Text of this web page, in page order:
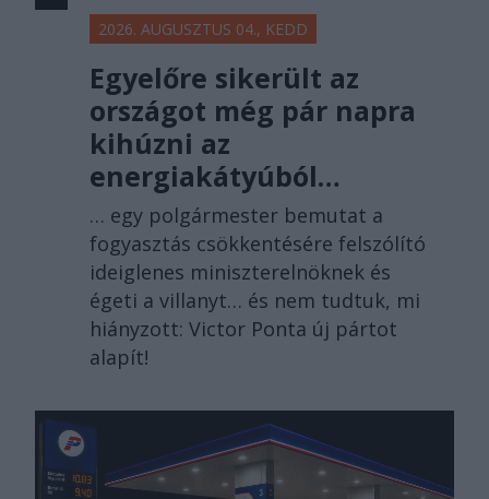
2026. AUGUSZTUS 04., KEDD
Egyelőre sikerült az
országot még pár napra
kihúzni az
energiakátyúból…
… egy polgármester bemutat a
fogyasztás csökkentésére felszólító
ideiglenes miniszterelnöknek és
égeti a villanyt… és nem tudtuk, mi
hiányzott: Victor Ponta új pártot
alapít!